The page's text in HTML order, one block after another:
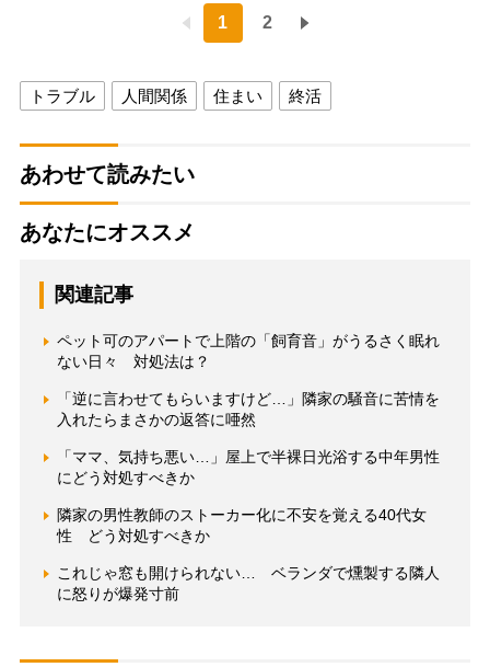
1 2
トラブル 人間関係 住まい 終活
あわせて読みたい
あなたにオススメ
関連記事
ペット可のアパートで上階の「飼育音」がうるさく眠れ
ない日々 対処法は？
「逆に言わせてもらいますけど…」隣家の騒音に苦情を
入れたらまさかの返答に唖然
「ママ、気持ち悪い…」屋上で半裸日光浴する中年男性
にどう対処すべきか
隣家の男性教師のストーカー化に不安を覚える40代女
性 どう対処すべきか
これじゃ窓も開けられない… ベランダで燻製する隣人
に怒りが爆発寸前